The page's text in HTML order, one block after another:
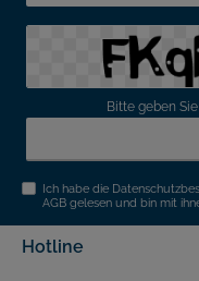
Bitte geben
Ich habe die
AGB gelesen und bin mit
Hotline